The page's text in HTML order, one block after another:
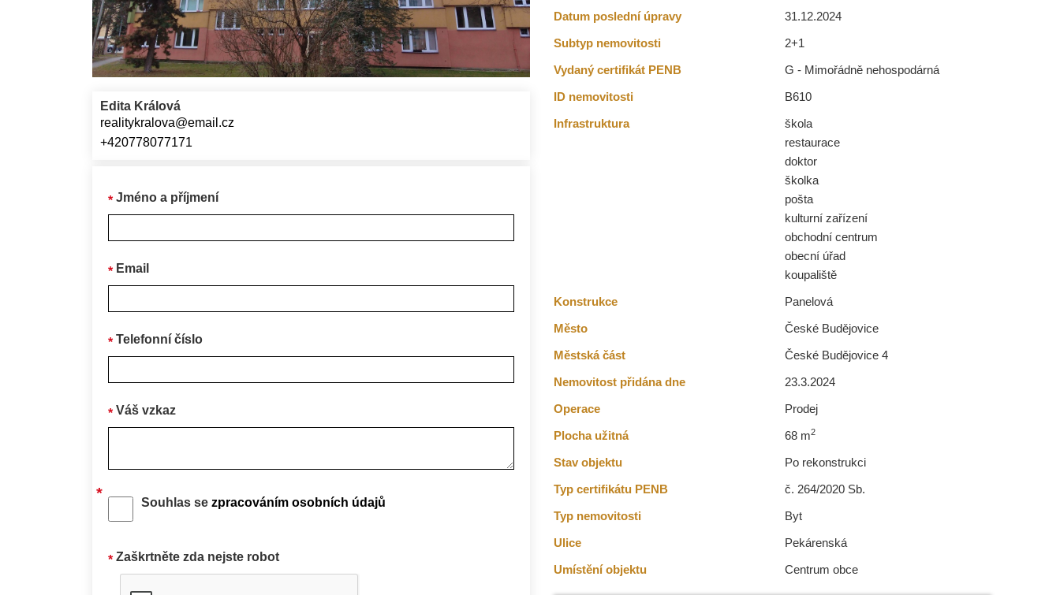
Edita Králová
realitykralova@email.cz
+420778077171
Jméno a příjmení
Email
Telefonní číslo
Váš vzkaz
Souhlas se zpracováním osobních údajů
Zaškrtněte zda nejste robot
Datum poslední úpravy
31.12.2024
Subtyp nemovitosti
2+1
Vydaný certifikát PENB
G - Mimořádně nehospodárná
ID nemovitosti
B610
Infrastruktura
škola
restaurace
doktor
školka
pošta
kulturní zařízení
obchodní centrum
obecní úřad
koupaliště
Konstrukce
Panelová
Město
České Budějovice
Městská část
České Budějovice 4
Nemovitost přidána dne
23.3.2024
Operace
Prodej
Plocha užitná
68 m2
Stav objektu
Po rekonstrukci
Typ certifikátu PENB
č. 264/2020 Sb.
Typ nemovitosti
Byt
Ulice
Pekárenská
Umístění objektu
Centrum obce